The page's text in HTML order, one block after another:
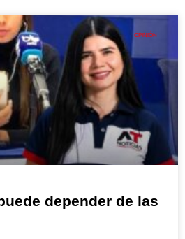
OPINIÓN
depender de las